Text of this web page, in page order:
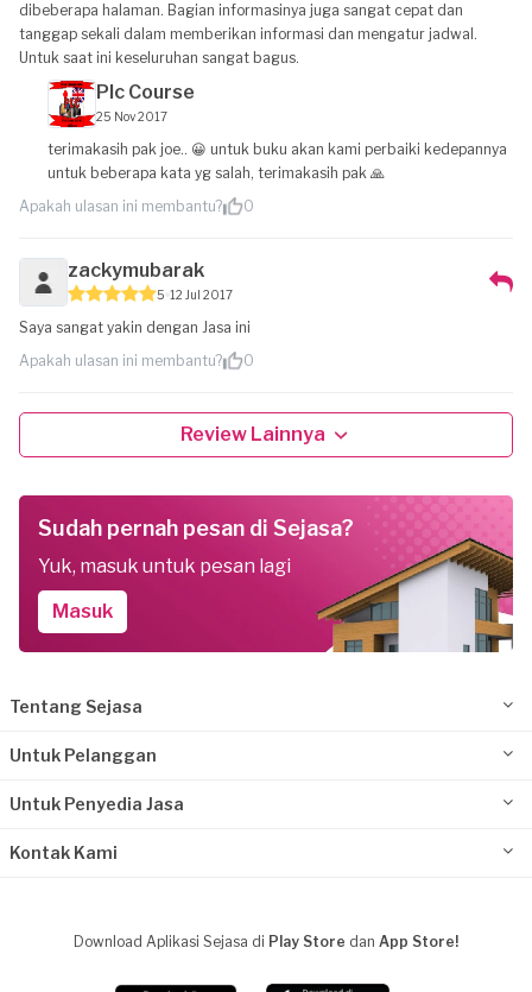
dibeberapa halaman. Bagian informasinya juga sangat cepat dan
tanggap sekali dalam memberikan informasi dan mengatur jadwal.
Untuk saat ini keseluruhan sangat bagus.
Plc Course
25 Nov 2017
terimakasih pak joe.. 😀 untuk buku akan kami perbaiki kedepannya
untuk beberapa kata yg salah, terimakasih pak 🙏
Apakah ulasan ini membantu?
0
zackymubarak
5 12 Jul 2017
Saya sangat yakin dengan Jasa ini
Apakah ulasan ini membantu?
0
Review Lainnya
Sudah pernah pesan di Sejasa?
Yuk, masuk untuk pesan lagi
Masuk
Tentang Sejasa
Untuk Pelanggan
Untuk Penyedia Jasa
Kontak Kami
Download Aplikasi Sejasa di Play Store dan App Store!